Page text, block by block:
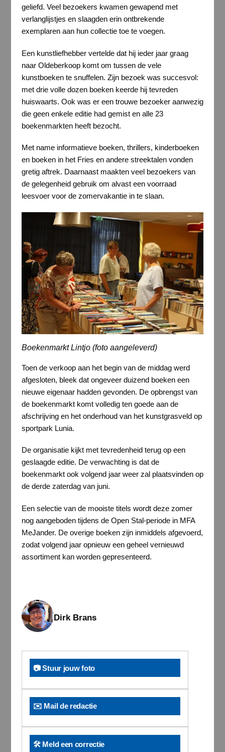
geliefd. Veel bezoekers kwamen gewapend met
verlanglijstjes en slaagden erin ontbrekende
exemplaren aan hun collectie toe te voegen.
Een kunstliefhebber vertelde dat hij ieder jaar graag
naar Oldeberkoop komt om tussen de vele
kunstboeken te snuffelen. Zijn bezoek was succesvol:
met drie volle dozen boeken keerde hij tevreden
huiswaarts. Ook was er een trouwe bezoeker aanwezig
die geen enkele editie had gemist en alle 23
boekenmarkten heeft bezocht.
Met name informatieve boeken, thrillers, kinderboeken
en boeken in het Fries en andere streektalen vonden
gretig aftrek. Daarnaast maakten veel bezoekers van
de gelegenheid gebruik om alvast een voorraad
leesvoer voor de zomervakantie in te slaan.
Boekenmarkt Lintjo (foto aangeleverd)
Toen de verkoop aan het begin van de middag werd
afgesloten, bleek dat ongeveer duizend boeken een
nieuwe eigenaar hadden gevonden. De opbrengst van
de boekenmarkt komt volledig ten goede aan de
afschrijving en het onderhoud van het kunstgrasveld op
sportpark Lunia.
De organisatie kijkt met tevredenheid terug op een
geslaagde editie. De verwachting is dat de
boekenmarkt ook volgend jaar weer zal plaatsvinden op
de derde zaterdag van juni.
Een selectie van de mooiste titels wordt deze zomer
nog aangeboden tijdens de Open Stal-periode in MFA
MeJander. De overige boeken zijn inmiddels afgevoerd,
zodat volgend jaar opnieuw een geheel vernieuwd
assortiment kan worden gepresenteerd.
Dirk Brans
📷 Stuur jouw foto
✉️ Mail de redactie
🛠️ Meld een correctie